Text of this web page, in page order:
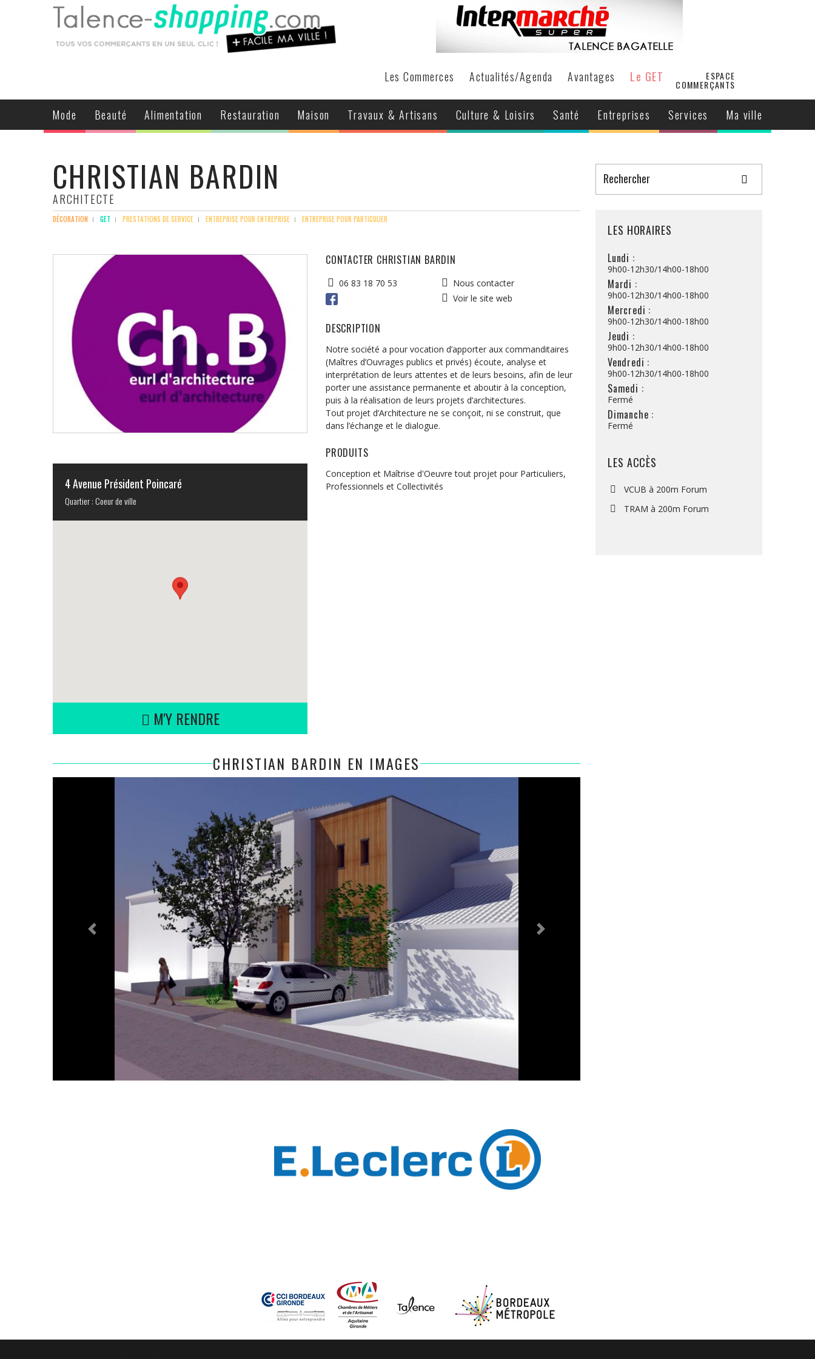
ESPACE
COMMERÇANTS
Les Commerces Actualités/Agenda Avantages Le GET
Mode Beauté Alimentation Restauration Maison Travaux & Artisans Culture & Loisirs Santé Entreprises Services Ma ville
CHRISTIAN BARDIN
ARCHITECTE
DÉCORATION GET PRESTATIONS DE SERVICE ENTREPRISE POUR ENTREPRISE ENTREPRISE POUR PARTICULIER
4 Avenue Président Poincaré
Quartier : Coeur de ville
M'Y RENDRE
CONTACTER CHRISTIAN BARDIN
06 83 18 70 53
Nous contacter
Voir le site web
DESCRIPTION
Notre société a pour vocation d’apporter aux commanditaires
(Maîtres d’Ouvrages publics et privés) écoute, analyse et
interprétation de leurs attentes et de leurs besoins, afin de leur
porter une assistance permanente et aboutir à la conception,
puis à la réalisation de leurs projets d’architectures.
Tout projet d’Architecture ne se conçoit, ni se construit, que
dans l’échange et le dialogue.
PRODUITS
Conception et Maîtrise d'Oeuvre tout projet pour Particuliers,
Professionnels et Collectivités
CHRISTIAN BARDIN EN IMAGES
LES HORAIRES
Lundi :
9h00-12h30/14h00-18h00
Mardi :
9h00-12h30/14h00-18h00
Mercredi :
9h00-12h30/14h00-18h00
Jeudi :
9h00-12h30/14h00-18h00
Vendredi :
9h00-12h30/14h00-18h00
Samedi :
Fermé
Dimanche :
Fermé
LES ACCÈS
VCUB à 200m Forum
TRAM à 200m Forum